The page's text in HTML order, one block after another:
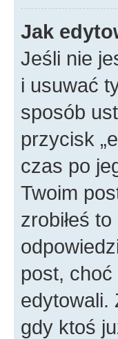
Jak
Jeśli nie
i usuwać
sposób
przycisk
czas po
Twoim
zrobiłeś
post,
edytowali.
gdy ktoś